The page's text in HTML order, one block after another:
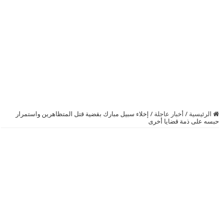
الرئيسية / أخبار عاجلة / إخلاء سبيل مبارك بقضية قتل المتظاهرين واستمرار
حبسه على ذمة قضايا أخرى